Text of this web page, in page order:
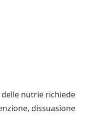
nutrie richiede
dissuasione